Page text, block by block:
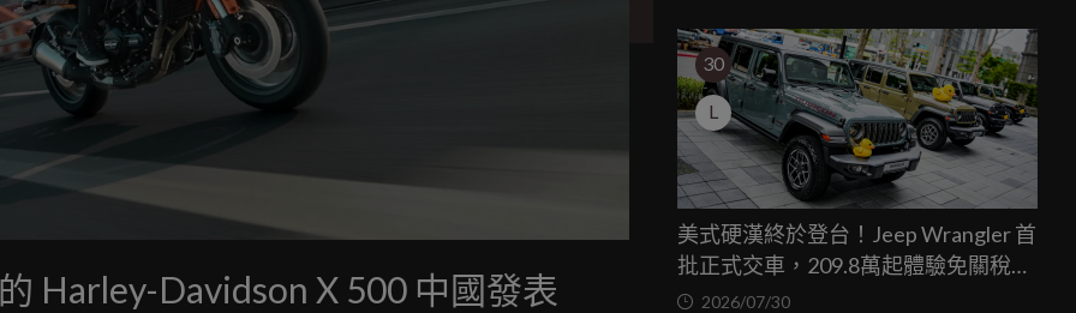
Harley-Davidson X 500 中國發表
30
L
美式硬漢終於登台！Jeep Wrangler 首
批正式交車，209.8萬起體驗免關稅越
野魅力
2026/07/30